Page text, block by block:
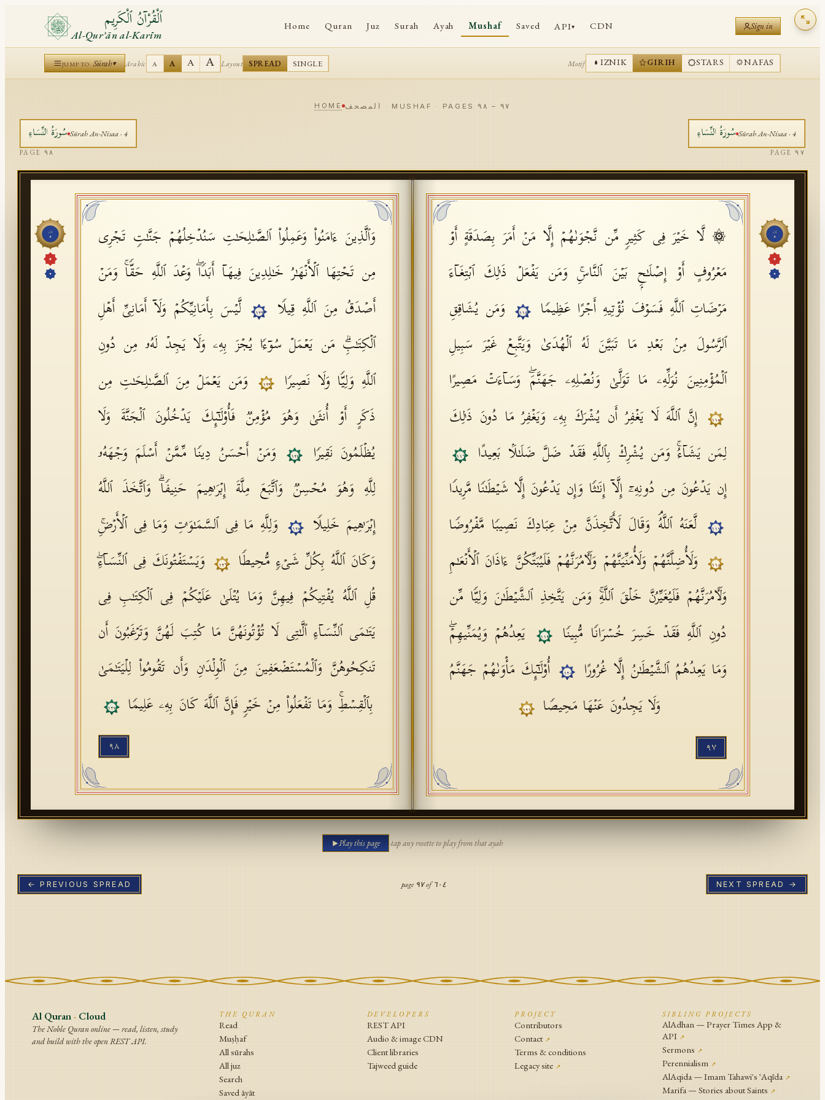
ٱلْقُرْآنُ ٱلْكَرِيم
Al-Qurʾān al-Karīm
Home Quran Juz Surah Ayah Mushaf Saved API▾ CDN Sign in
JUMP TO Sūrah▾ Arabic A A A A Layout SPREAD SINGLE Motif IZNIK GIRIH STARS NAFAS
HOME المصحف · MUSHAF · PAGES ٩٧ – ٩٨
سُورَةُالنِّسَاءِ SūrahAn-Nisaa· 4
PAGE ٩٨
سُورَةُالنِّسَاءِ SūrahAn-Nisaa· 4
PAGE٩٧
جُزْء
٥
وَٱلَّذِینَ ءَامَنُوا۟ وَعَمِلُوا۟ ٱلصَّـٰلِحَـٰتِ سَنُدۡخِلُهُمۡ جَنَّـٰتࣲ تَجۡرِی
مِن تَحۡتِهَا ٱلۡأَنۡهَـٰرُ خَـٰلِدِینَ فِیهَاۤ أَبَدࣰاۖ وَعۡدَ ٱللَّهِ حَقࣰّاۚ وَمَنۡ
أَصۡدَقُ مِنَ ٱللَّهِ قِیلࣰا
١٢٢
لَّیۡسَ بِأَمَانِیِّكُمۡ وَلَاۤ أَمَانِیِّ أَهۡلِ
ٱلۡكِتَـٰبِۗ مَن یَعۡمَلۡ سُوۤءࣰا یُجۡزَ بِهِۦ وَلَا یَجِدۡ لَهُۥ مِن دُونِ
ٱللَّهِ وَلِیࣰّا وَلَا نَصِیرࣰا
١٢٣
وَمَن یَعۡمَلۡ مِنَ ٱلصَّـٰلِحَـٰتِ مِن
ذَكَرٍ أَوۡ أُنثَىٰ وَهُوَ مُؤۡمِنࣱ فَأُو۟لَـٰۤىِٕكَ یَدۡخُلُونَ ٱلۡجَنَّةَ وَلَا
یُظۡلَمُونَ نَقِیرࣰا
١٢٤
وَمَنۡ أَحۡسَنُ دِینࣰا مِّمَّنۡ أَسۡلَمَ وَجۡهَهُۥ
لِلَّهِ وَهُوَ مُحۡسِنࣱ وَٱتَّبَعَ مِلَّةَ إِبۡرَ ٰ⁠هِیمَ حَنِیفࣰاۗ وَٱتَّخَذَ ٱللَّهُ
إِبۡرَ ٰ⁠هِیمَ خَلِیلࣰا
١٢٥
وَلِلَّهِ مَا فِی ٱلسَّمَـٰوَ ٰ⁠تِ وَمَا فِی ٱلۡأَرۡضِۚ
وَكَانَ ٱللَّهُ بِكُلِّ شَیۡءࣲ مُّحِیطࣰا
١٢٦
وَیَسۡتَفۡتُونَكَ فِی ٱلنِّسَاۤءِۖ
قُلِ ٱللَّهُ یُفۡتِیكُمۡ فِیهِنَّ وَمَا یُتۡلَىٰ عَلَیۡكُمۡ فِی ٱلۡكِتَـٰبِ فِی
یَتَـٰمَى ٱلنِّسَاۤءِ ٱلَّـٰتِی لَا تُؤۡتُونَهُنَّ مَا كُتِبَ لَهُنَّ وَتَرۡغَبُونَ أَن
تَنكِحُوهُنَّ وَٱلۡمُسۡتَضۡعَفِینَ مِنَ ٱلۡوِلۡدَ ٰ⁠نِ وَأَن تَقُومُوا۟ لِلۡیَتَـٰمَىٰ
بِٱلۡقِسۡطِۚ وَمَا تَفۡعَلُوا۟ مِنۡ خَیۡرࣲ فَإِنَّ ٱللَّهَ كَانَ بِهِۦ عَلِیمࣰا
١٢٧
٩٨
جُزْء
٥
۞ لَّا خَیۡرَ فِی كَثِیرࣲ مِّن نَّجۡوَىٰهُمۡ إِلَّا مَنۡ أَمَرَ بِصَدَقَةٍ أَوۡ
مَعۡرُوفٍ أَوۡ إِصۡلَـٰحِۭ بَیۡنَ ٱلنَّاسِۚ وَمَن یَفۡعَلۡ ذَ ٰ⁠لِكَ ٱبۡتِغَاۤءَ
مَرۡضَاتِ ٱللَّهِ فَسَوۡفَ نُؤۡتِیهِ أَجۡرًا عَظِیمࣰا
١١٤
وَمَن یُشَاقِقِ
ٱلرَّسُولَ مِنۢ بَعۡدِ مَا تَبَیَّنَ لَهُ ٱلۡهُدَىٰ وَیَتَّبِعۡ غَیۡرَ سَبِیلِ
ٱلۡمُؤۡمِنِینَ نُوَلِّهِۦ مَا تَوَلَّىٰ وَنُصۡلِهِۦ جَهَنَّمَۖ وَسَاۤءَتۡ مَصِیرًا
١١٥
إِنَّ ٱللَّهَ لَا یَغۡفِرُ أَن یُشۡرَكَ بِهِۦ وَیَغۡفِرُ مَا دُونَ ذَ ٰ⁠لِكَ
لِمَن یَشَاۤءُۚ وَمَن یُشۡرِكۡ بِٱللَّهِ فَقَدۡ ضَلَّ ضَلَـٰلَۢا بَعِیدًا
١١٦
إِن یَدۡعُونَ مِن دُونِهِۦۤ إِلَّاۤ إِنَـٰثࣰا وَإِن یَدۡعُونَ إِلَّا شَیۡطَـٰنࣰا مَّرِیدࣰا
١١٧ لَّعَنَهُ ٱللَّهُۘ وَقَالَ لَأَتَّخِذَنَّ مِنۡ عِبَادِكَ نَصِیبࣰا مَّفۡرُوضࣰا
١١٨
وَلَأُضِلَّنَّهُمۡ وَلَأُمَنِّیَنَّهُمۡ وَلَـَٔامُرَنَّهُمۡ فَلَیُبَتِّكُنَّ ءَاذَانَ ٱلۡأَنۡعَـٰمِ
وَلَـَٔامُرَنَّهُمۡ فَلَیُغَیِّرُنَّ خَلۡقَ ٱللَّهِۚ وَمَن یَتَّخِذِ ٱلشَّیۡطَـٰنَ وَلِیࣰّا مِّن
دُونِ ٱللَّهِ فَقَدۡ خَسِرَ خُسۡرَانࣰا مُّبِینࣰا
١١٩
یَعِدُهُمۡ وَیُمَنِّیهِمۡۖ
وَمَا یَعِدُهُمُ ٱلشَّیۡطَـٰنُ إِلَّا غُرُورًا
١٢٠
أُو۟لَـٰۤىِٕكَ مَأۡوَىٰهُمۡ جَهَنَّمُ
وَلَا یَجِدُونَ عَنۡهَا مَحِیصࣰا
١٢١
٩٧
Play this page ·tap any rosette to play from that ayah
← PREVIOUS SPREAD page ٩٧of٦٠٤ NEXT SPREAD →
Al Quran · Cloud
The Noble Quran online — read, listen, study
and build with the open REST API.
THE QURAN
Read
Muṣḥaf
All sūrahs
All juz
Search
Saved āyāt
DEVELOPERS
REST API
Audio & image CDN
Client libraries
Tajweed guide
PROJECT
Contributors
Contact ↗
Terms & conditions
Legacy site ↗
SIBLING PROJECTS
AlAdhan — Prayer Times App &
API ↗
Sermons ↗
Perennialism ↗
AlAqida — Imam Tahawi's ʿAqīda ↗
Marifa — Stories about Saints ↗